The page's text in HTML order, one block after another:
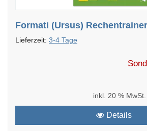
Formati (Ursus)
Lieferzeit: 3-4 Tage
inkl. 20 % MwSt.
Details